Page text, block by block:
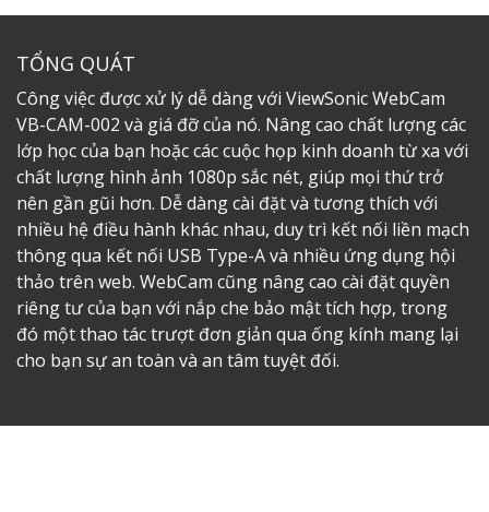
TỔNG QUÁT
Công việc được xử lý dễ dàng với ViewSonic WebCam
VB-CAM-002 và giá đỡ của nó. Nâng cao chất lượng các
lớp học của bạn hoặc các cuộc họp kinh doanh từ xa với
chất lượng hình ảnh 1080p sắc nét, giúp mọi thứ trở
nên gần gũi hơn. Dễ dàng cài đặt và tương thích với
nhiều hệ điều hành khác nhau, duy trì kết nối liền mạch
thông qua kết nối USB Type-A và nhiều ứng dụng hội
thảo trên web. WebCam cũng nâng cao cài đặt quyền
riêng tư của bạn với nắp che bảo mật tích hợp, trong
đó một thao tác trượt đơn giản qua ống kính mang lại
cho bạn sự an toàn và an tâm tuyệt đối.​